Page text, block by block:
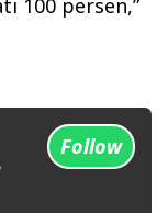
100 persen,”
Follow